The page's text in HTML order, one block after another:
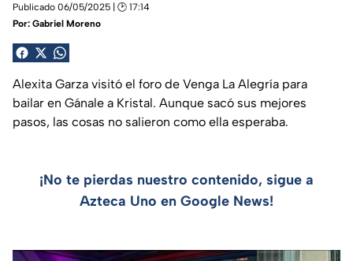
Publicado 06/05/2025 | 🕑 17:14
Por: Gabriel Moreno
Alexita Garza visitó el foro de Venga La Alegría para
bailar en Gánale a Kristal. Aunque sacó sus mejores
pasos, las cosas no salieron como ella esperaba.
¡No te pierdas nuestro contenido, sigue a
Azteca Uno en Google News!